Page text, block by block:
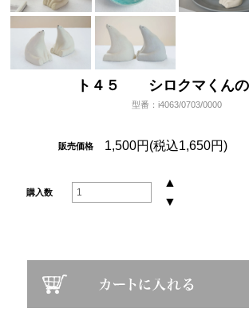
ト４５ シロクマくん
型番：i4063/0703/0000
販売価格 1,500円(税込1,650円)
購入数
▲
▼